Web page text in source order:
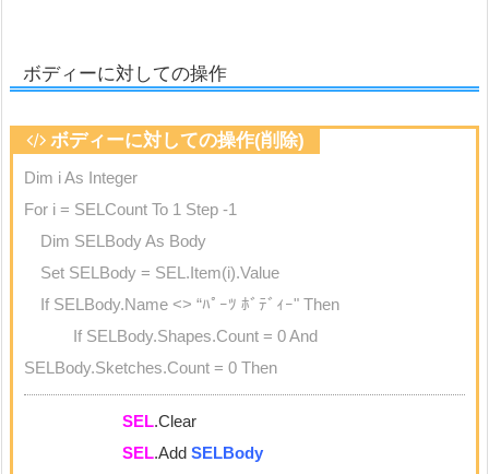
ボディーに対しての操作
ボディーに対しての操作(削除)
Dim i As Integer
For i = SELCount To 1 Step -1
Dim SELBody As Body
Set SELBody = SEL.Item(i).Value
If SELBody.Name <> “ﾊﾟｰﾂ ﾎﾞﾃﾞｨｰ" Then
If SELBody.Shapes.Count = 0 And
SELBody.Sketches.Count = 0 Then
SEL.Clear
SEL.Add SELBody